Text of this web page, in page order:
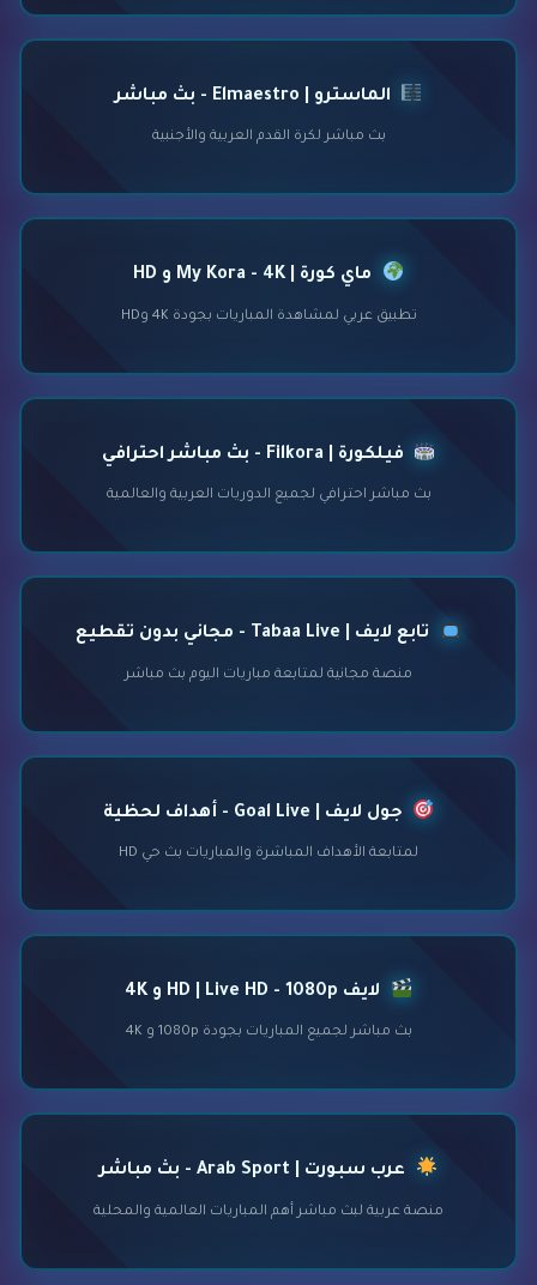
الماسترو | Elmaestro - بث مباشر
بث مباشر لكرة القدم العربية والأجنبية
ماي كورة | My Kora - 4K و HD
تطبيق عربي لمشاهدة المباريات بجودة 4K وHD
فيلكورة | Filkora - بث مباشر احترافي
بث مباشر احترافي لجميع الدوريات العربية والعالمية
تابع لايف | Tabaa Live - مجاني بدون تقطيع
منصة مجانية لمتابعة مباريات اليوم بث مباشر
جول لايف | Goal Live - أهداف لحظية
لمتابعة الأهداف المباشرة والمباريات بث حي HD
لايف HD | Live HD - 1080p و 4K
بث مباشر لجميع المباريات بجودة 1080p و 4K
عرب سبورت | Arab Sport - بث مباشر
منصة عربية لبث مباشر أهم المباريات العالمية والمحلية